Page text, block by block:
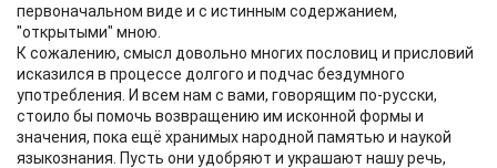
первоначальном виде и с истинным содержанием,
"открытыми" мною.
К сожалению, смысл довольно многих пословиц и присловий
исказился в процессе долгого и подчас бездумного
употребления. И всем нам с вами, говорящим по-русски,
стоило бы помочь возвращению им исконной формы и
значения, пока ещё хранимых народной памятью и наукой
языкознания. Пусть они удобряют и украшают нашу речь,